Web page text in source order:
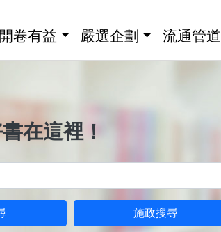
卷有益 嚴選企劃 流通管道
在這裡！
施政搜尋